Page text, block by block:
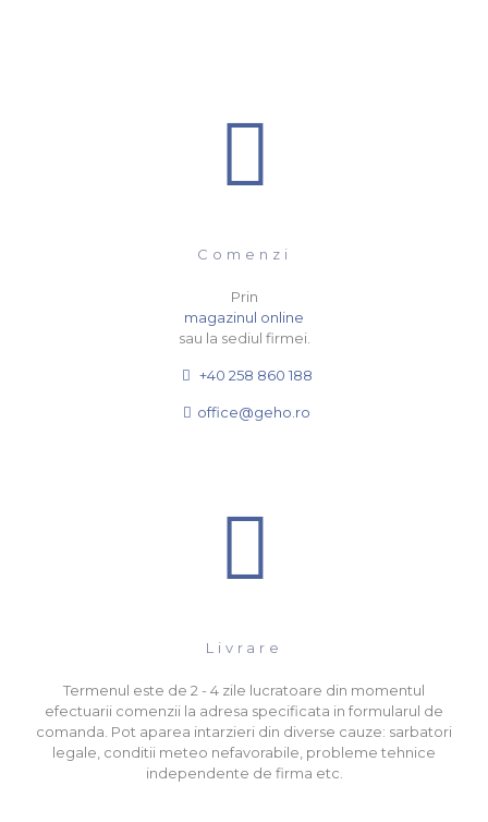
Comenzi
Prin
magazinul online
sau la sediul firmei.
+40 258 860 188
office@geho.ro
Livrare
Termenul este de 2 - 4 zile lucratoare din momentul
efectuarii comenzii la adresa specificata in formularul de
comanda. Pot aparea intarzieri din diverse cauze: sarbatori
legale, conditii meteo nefavorabile, probleme tehnice
independente de firma etc.